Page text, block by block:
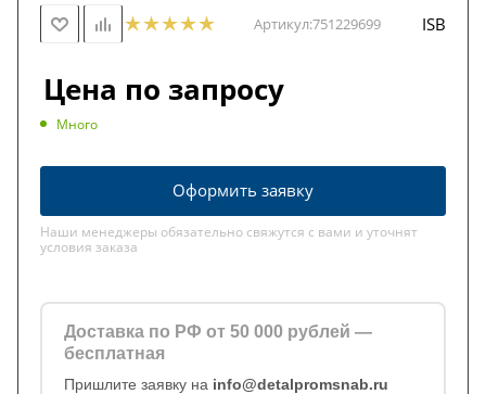
Артикул:751229699 ISB
Цена по запросу
Много
Оформить заявку
Наши менеджеры обязательно свяжутся с вами и уточнят
условия заказа
Доставка по РФ от 50 000 рублей —
бесплатная
Пришлите заявку на info@detalpromsnab.ru